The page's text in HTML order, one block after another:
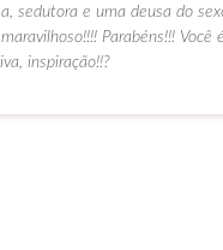
sedutora e uma deusa do
Parabéns!!! Você
inspiração!!?